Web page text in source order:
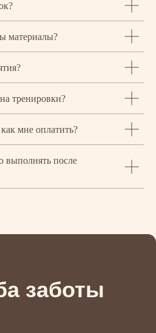
материалы?
тренировки?
мне оплатить?
выполнять после